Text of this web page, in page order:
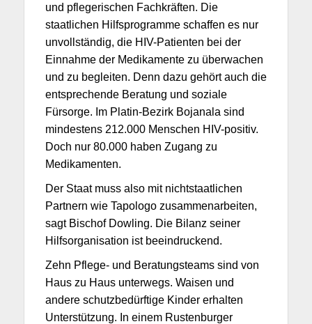
und pflegerischen Fachkräften. Die
staatlichen Hilfsprogramme schaffen es nur
unvollständig, die HIV-Patienten bei der
Einnahme der Medikamente zu überwachen
und zu begleiten. Denn dazu gehört auch die
entsprechende Beratung und soziale
Fürsorge. Im Platin-Bezirk Bojanala sind
mindestens 212.000 Menschen HIV-positiv.
Doch nur 80.000 haben Zugang zu
Medikamenten.
Der Staat muss also mit nichtstaatlichen
Partnern wie Tapologo zusammenarbeiten,
sagt Bischof Dowling. Die Bilanz seiner
Hilfsorganisation ist beeindruckend.
Zehn Pflege- und Beratungsteams sind von
Haus zu Haus unterwegs. Waisen und
andere schutzbedürftige Kinder erhalten
Unterstützung. In einem Rustenburger